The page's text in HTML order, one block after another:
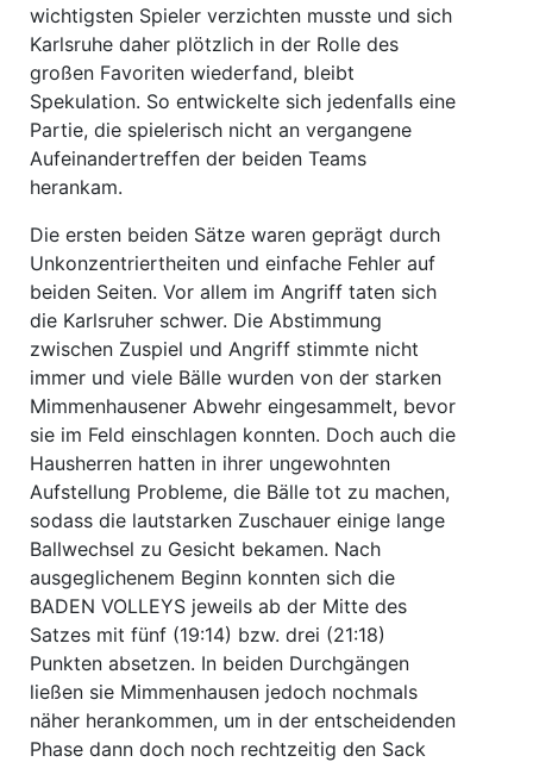
wichtigsten Spieler verzichten musste und sich
Karlsruhe daher plötzlich in der Rolle des
großen Favoriten wiederfand, bleibt
Spekulation. So entwickelte sich jedenfalls eine
Partie, die spielerisch nicht an vergangene
Aufeinandertreffen der beiden Teams
herankam.
Die ersten beiden Sätze waren geprägt durch
Unkonzentriertheiten und einfache Fehler auf
beiden Seiten. Vor allem im Angriff taten sich
die Karlsruher schwer. Die Abstimmung
zwischen Zuspiel und Angriff stimmte nicht
immer und viele Bälle wurden von der starken
Mimmenhausener Abwehr eingesammelt, bevor
sie im Feld einschlagen konnten. Doch auch die
Hausherren hatten in ihrer ungewohnten
Aufstellung Probleme, die Bälle tot zu machen,
sodass die lautstarken Zuschauer einige lange
Ballwechsel zu Gesicht bekamen. Nach
ausgeglichenem Beginn konnten sich die
BADEN VOLLEYS jeweils ab der Mitte des
Satzes mit fünf (19:14) bzw. drei (21:18)
Punkten absetzen. In beiden Durchgängen
ließen sie Mimmenhausen jedoch nochmals
näher herankommen, um in der entscheidenden
Phase dann doch noch rechtzeitig den Sack